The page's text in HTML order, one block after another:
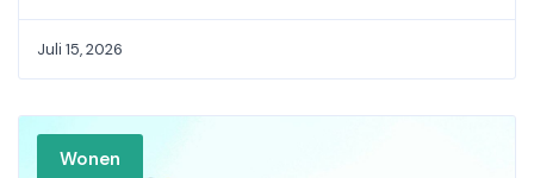
Juli 15, 2026
Wonen